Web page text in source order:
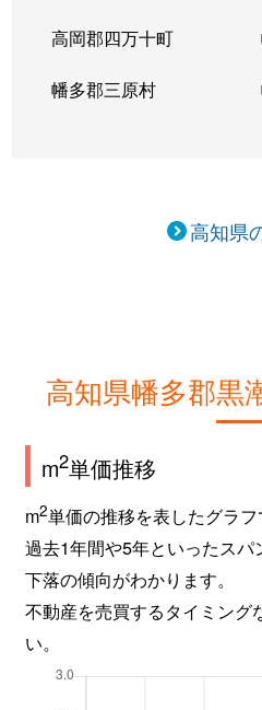
高岡郡四万十町
幡多郡三原村
高知県
高知県幡多郡黒
m2単価推移
m2単価の推移を表したグラフ
過去1年間や5年といったスパ
下落の傾向がわかります。
不動産を売買するタイミング
い。